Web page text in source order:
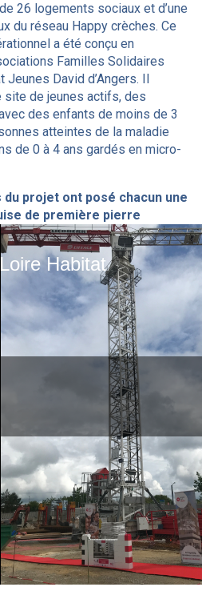
26 logements sociaux et d’une
du réseau Happy crèches. Ce
a été conçu en
Familles Solidaires
David d’Angers. Il
site de jeunes actifs, des
des enfants de moins de 3
atteintes de la maladie
de 0 à 4 ans gardés en micro-
projet ont posé chacun une
de première pierre